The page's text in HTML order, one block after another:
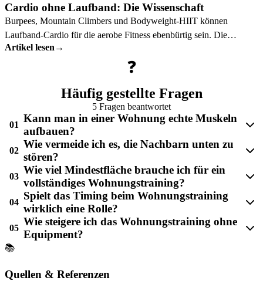
Cardio ohne Laufband: Die Wissenschaft
Burpees, Mountain Climbers und Bodyweight-HIIT können
Laufband-Cardio für die aerobe Fitness ebenbürtig sein. Die
Sportwissenschaft erklärt warum.
Artikel lesen →
❓
Häufig gestellte Fragen
5 Fragen beantwortet
01
Kann man in einer Wohnung echte Muskeln
aufbauen?
02
Wie vermeide ich es, die Nachbarn unten zu
stören?
03
Wie viel Mindestfläche brauche ich für ein
vollständiges Wohnungstraining?
04
Spielt das Timing beim Wohnungstraining
wirklich eine Rolle?
05
Wie steigere ich das Wohnungstraining ohne
Equipment?
📚
Quellen & Referenzen